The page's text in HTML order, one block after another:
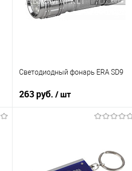
Светодиодный фонарь ERA SD9
263 руб. / шт
К сравнению
В наличии